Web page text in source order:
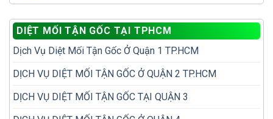
mối?
để
không
diệt
diệt
nhiều
trí
dễ
bị
bỏ
khi
mối
DIỆT MỐI TẬN GỐC TẠI TPHCM
Dịch Vụ Diệt Mối Tận Gốc Ở Quận 1 TP.HCM
DỊCH VỤ DIỆT MỐI TẬN GỐC Ở QUẬN 2 TP.HCM
DỊCH VỤ DIỆT MỐI TẬN GỐC TẠI QUẬN 3